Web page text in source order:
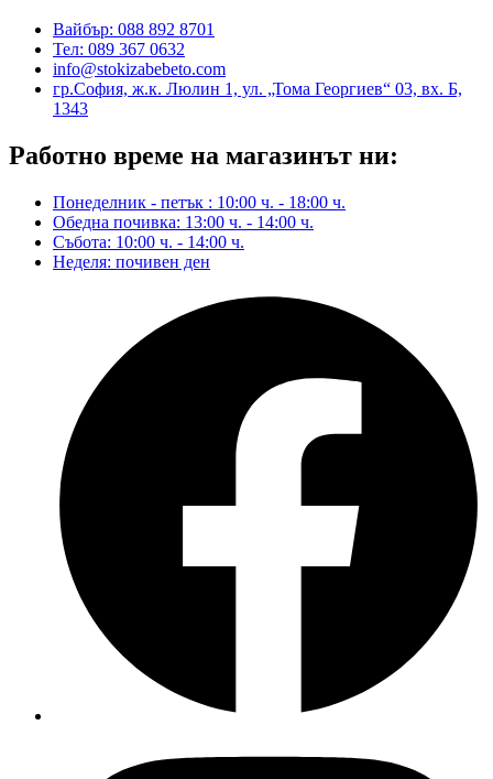
Вайбър: 088 892 8701
Тел: 089 367 0632
info@stokizabebeto.com
гр.София, ж.к. Люлин 1, ул. „Тома Георгиев“ 03, вх. Б,
1343
Работно време на магазинът ни:
Понеделник - петък : 10:00 ч. - 18:00 ч.
Обедна почивка: 13:00 ч. - 14:00 ч.
Събота: 10:00 ч. - 14:00 ч.
Неделя: почивен ден